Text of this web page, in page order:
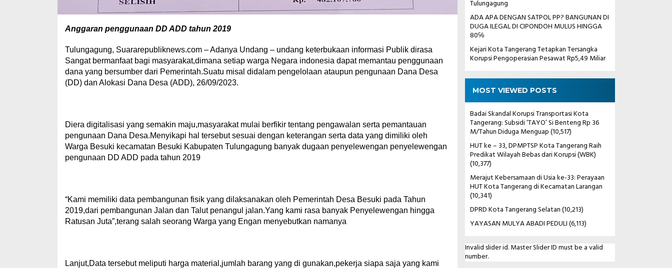
Anggaran penggunaan DD ADD tahun 2019
Tulungagung, Suararepubliknews.com – Adanya Undang – undang keterbukaan informasi Publik dirasa
Sangat bermanfaat bagi masyarakat,dimana setiap warga Negara indonesia dapat memantau penggunaan
dana yang bersumber dari Pemerintah.Suatu misal didalam pengelolaan ataupun pengunaan Dana Desa
(DD) dan Alokasi Dana Desa (ADD), 26/09/2023.
Diera digitalisasi yang semakin maju,masyarakat mulai berfikir tentang pengawalan serta pemantauan
pengunaan Dana Desa.Menyikapi hal tersebut sesuai dengan keterangan serta data yang dimiliki oleh
Warga Besuki kecamatan Besuki Kabupaten Tulungagung banyak dugaan penyelewengan penyelewengan
pengunaan DD ADD pada tahun 2019
“Kami memiliki data pembangunan fisik yang dilaksanakan oleh Pemerintah Desa Besuki pada Tahun
2019,dari pembangunan Jalan dan Talut penangul jalan.Yang kami rasa banyak Penyelewengan hingga
Ratusan Juta”,terang salah seorang Warga yang Engan menyebutkan namanya
Lanjut,Data tersebut meliputi harga material,jumlah barang yang di gunakan,pekerja siapa saja yang kami
Tulungagung
ADA APA DENGAN SATPOL PP? BANGUNAN DI
DUGA ILEGAL DI CIPONDOH MULUS HINGGA
80℅
Kejari Kota Tangerang Tetapkan Tersangka
Korupsi Pengoperasian Pesawat Rp5,49 Miliar
MOST VIEWED POSTS
Badai Skandal Korupsi Transportasi Kota
Tangerang: Subsidi ‘TAYO’ Si Benteng Rp 36
M/Tahun Diduga Menguap(10,517)
HUT ke – 33, DPMPTSP Kota Tangerang Raih
Predikat Wilayah Bebas dari Korupsi (WBK)
(10,377)
Merajut Kebersamaan di Usia ke-33: Perayaan
HUT Kota Tangerang di Kecamatan Larangan
(10,341)
DPRD Kota Tangerang Selatan(10,213)
YAYASAN MULYA ABADI PEDULI(6,113)
Invalid slider id. Master Slider ID must be a valid
number.